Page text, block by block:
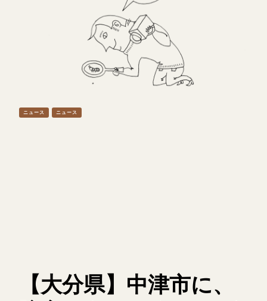
ニュース ニュース
【大分県】中津市に、